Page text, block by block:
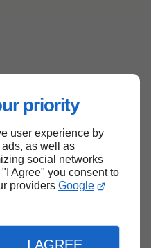
priority
user experience by
as well as
social networks
Agree" you consent to
providers Google
I AGREE
page